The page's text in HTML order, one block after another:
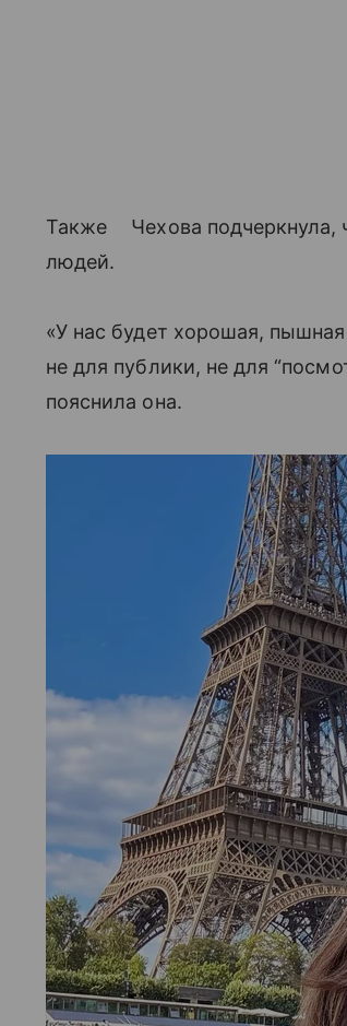
Также Чехова подчеркнула,
людей.
«У нас будет хорошая,
не для публики, не для
пояснила она.